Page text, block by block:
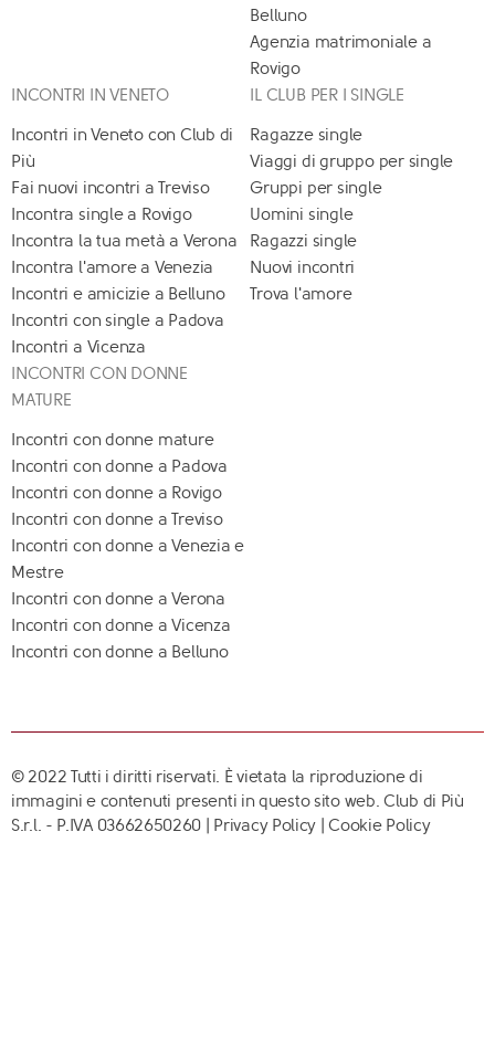
Belluno
Agenzia matrimoniale a
Rovigo
INCONTRI IN VENETO
Incontri in Veneto con Club di
Più
Fai nuovi incontri a Treviso
Incontra single a Rovigo
Incontra la tua metà a Verona
Incontra l'amore a Venezia
Incontri e amicizie a Belluno
Incontri con single a Padova
Incontri a Vicenza
IL CLUB PER I SINGLE
Ragazze single
Viaggi di gruppo per single
Gruppi per single
Uomini single
Ragazzi single
Nuovi incontri
Trova l'amore
INCONTRI CON DONNE
MATURE
Incontri con donne mature
Incontri con donne a Padova
Incontri con donne a Rovigo
Incontri con donne a Treviso
Incontri con donne a Venezia e
Mestre
Incontri con donne a Verona
Incontri con donne a Vicenza
Incontri con donne a Belluno
© 2022 Tutti i diritti riservati. È vietata la riproduzione di
immagini e contenuti presenti in questo sito web. Club di Più
S.r.l. - P.IVA 03662650260 | Privacy Policy |Cookie Policy